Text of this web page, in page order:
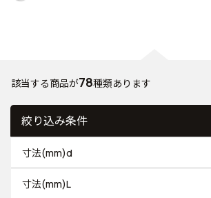
該当する商品が78種類あります
絞り込み条件
寸法(mm)d
寸法(mm)L